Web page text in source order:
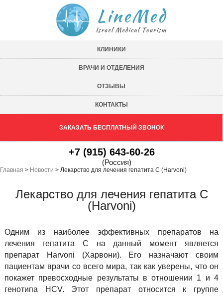
КЛИНИКИ
ВРАЧИ И ОТДЕЛЕНИЯ
ОТЗЫВЫ
КОНТАКТЫ
ЗАКАЗАТЬ БЕСПЛАТНЫЙ ЗВОНОК
+7 (915) 643-60-26
(Россия)
Главная > Новости > Лекарство для лечения гепатита С (Harvoni)
Лекарство для лечения гепатита С
(Harvoni)
Одним из наиболее эффективных препаратов на
лечения гепатита С на данный момент является
препарат Harvoni (Харвони). Его назначают своим
пациентам врачи со всего мира, так как уверены, что он
покажет превосходные результаты в отношении 1 и 4
генотипа HCV. Этот препарат относится к группе